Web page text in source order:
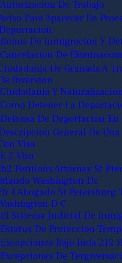
Autorizacion De Trabajo
Para Aparecer En
Bonos De Inmigracion Y
Cancelacion De Eliminacion
De Granada A
Inversion
Ciudadania Y
Como Detener La
Defensa De Deportacion En
General De
Visa
E 2 Visa
Petitions Attorney St
Washington Dc
4 Abogado St Petersburg
D C
El Sistema Judicial De
Estatus De Proteccion
Excepciones Bajo Inda 212
Excepciones De